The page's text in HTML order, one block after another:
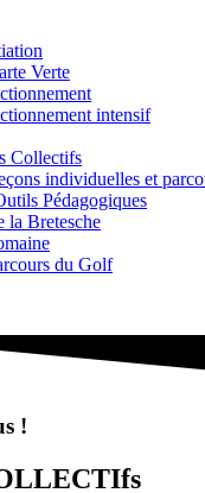
Verte
intensif
Collectifs
individuelles et
Pédagogiques
la Bretesche
du Golf
!